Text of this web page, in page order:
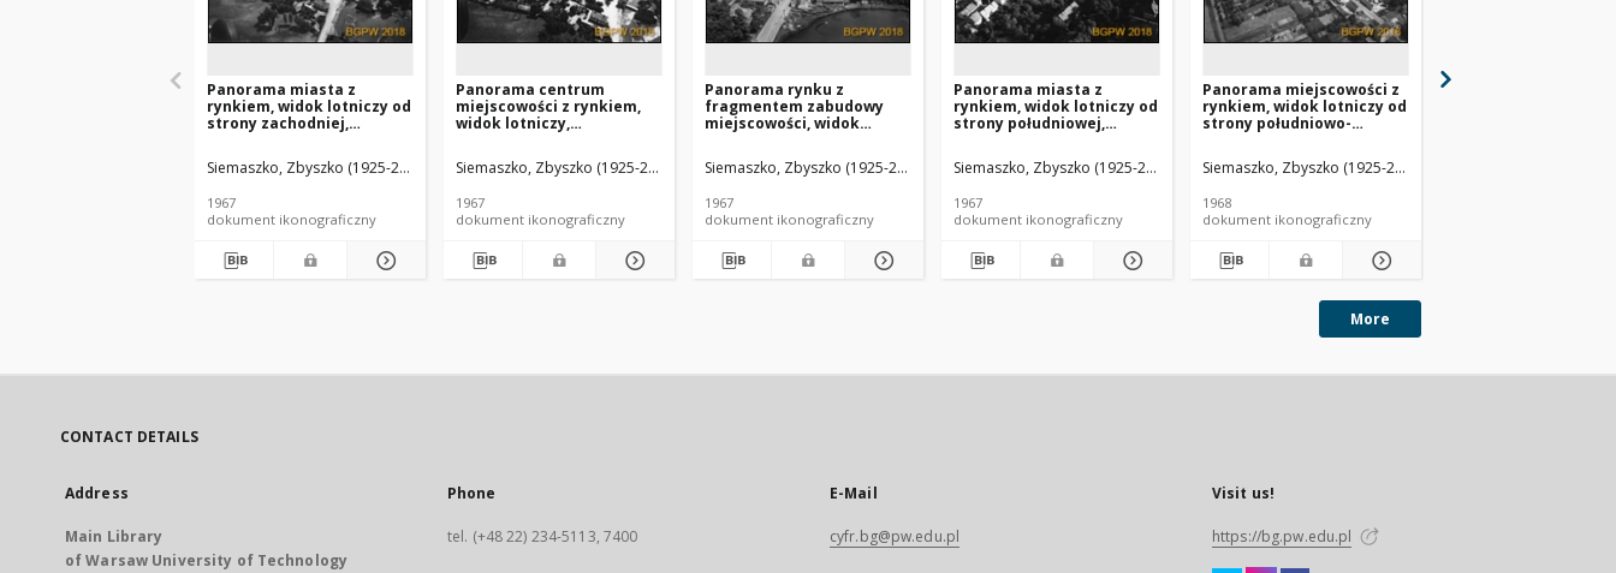
Panorama miasta z
rynkiem, widok lotniczy od
strony zachodniej,
Siemaszko, Zbyszko (1925-2015).
1967
dokument ikonograficzny
Panorama centrum
miejscowości z rynkiem,
widok lotniczy,
łódzkie)
Siemaszko, Zbyszko (1925-2015).
1967
dokument ikonograficzny
Panorama rynku z
fragmentem zabudowy
miejscowości, widok
południowo-zachodniej,
Białaczów
Siemaszko, Zbyszko (1925-2015).
1967
dokument ikonograficzny
Panorama miasta z
rynkiem, widok lotniczy od
strony południowej,
Siemaszko, Zbyszko (1925-2015).
1967
dokument ikonograficzny
Panorama miejscowości z
rynkiem, widok lotniczy od
strony południowo-
Siemaszko, Zbyszko (1925-2015).
1968
dokument ikonograficzny
More
CONTACT DETAILS
Address
Main Library
of Warsaw University of Technology
Phone
tel. (+48 22) 234-5113, 7400
E-Mail
cyfr.bg@pw.edu.pl
Visit us!
https://bg.pw.edu.pl